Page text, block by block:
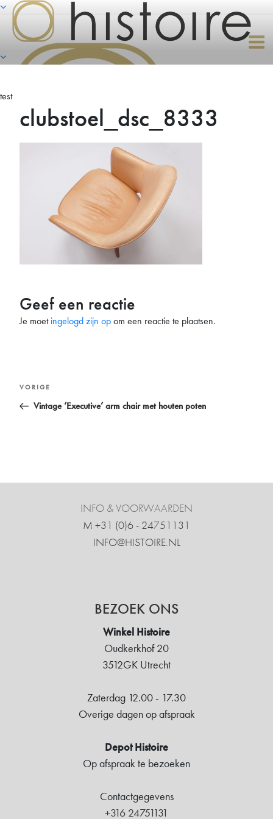
Naar
inhoud
springen
test
clubstoel_dsc_8333
Geef een reactie
Je moetingelogd zijn opom een reactie te plaatsen.
Bericht
navigatie
Vorig
bericht
VORIGE
Vintage ‘Executive’ arm chair met houten poten
INFO & VOORWAARDEN
M +31 ‍(0)6 - 24751131
INFO@HISTOIRE.NL
BEZOEK ONS
Winkel Histoire
Oudkerkhof 20
3512GK Utrecht
Zaterdag 12.00 - 17.30
Overige dagen op afspraak
Depot Histoire
Op afspraak te bezoeken
Contactgegevens
+316 24751131